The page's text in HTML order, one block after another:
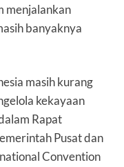
menjalankan
banyaknya
masih kurang
kekayaan
Rapat
Pusat dan
Convention